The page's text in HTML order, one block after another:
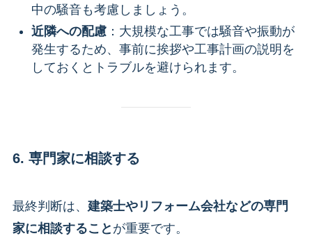
中の騒音も考慮しましょう。
近隣への配慮：大規模な工事では騒音や振動が
発生するため、事前に挨拶や工事計画の説明を
しておくとトラブルを避けられます。
6. 専門家に相談する
最終判断は、 建築士やリフォーム会社などの専門
家に相談すること が重要です。